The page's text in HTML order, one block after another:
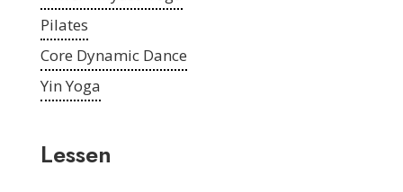
Pilates
Core Dynamic Dance
Yin Yoga
Lessen